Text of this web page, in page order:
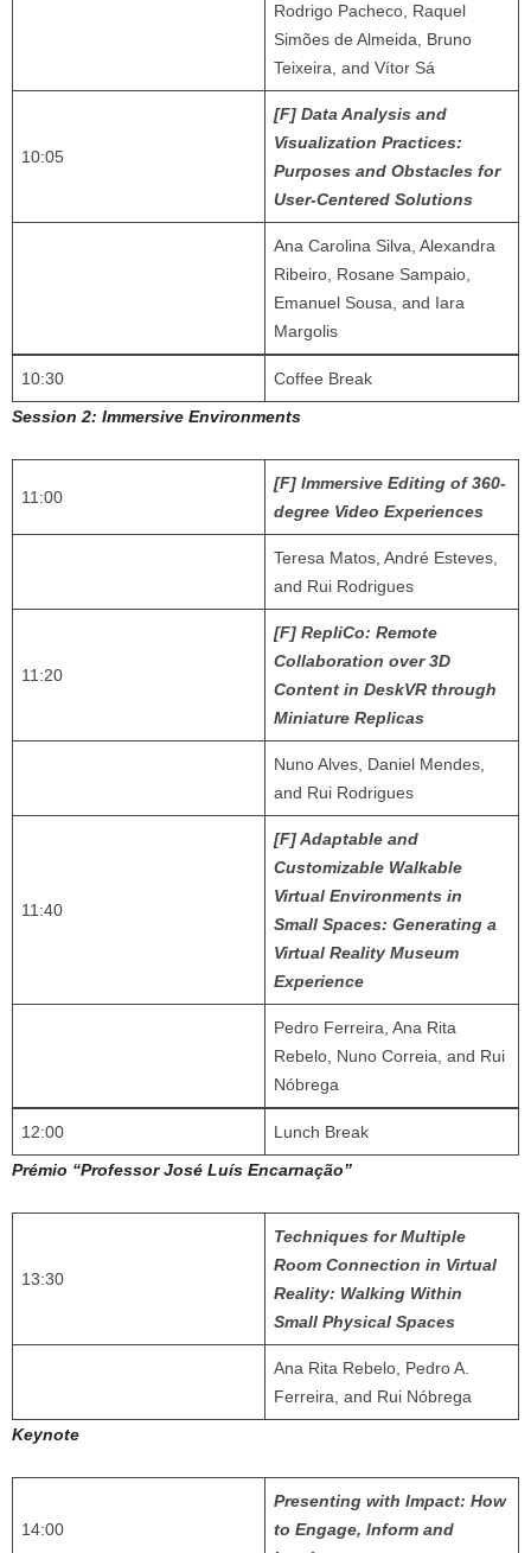
Rodrigo Pacheco, Raquel
Simões de Almeida, Bruno
Teixeira, and Vítor Sá
10:05
[F] Data Analysis and
Visualization Practices:
Purposes and Obstacles for
User-Centered Solutions
Ana Carolina Silva, Alexandra
Ribeiro, Rosane Sampaio,
Emanuel Sousa, and Iara
Margolis
10:30
Coffee Break
Session 2: Immersive Environments
11:00
[F] Immersive Editing of 360-
degree Video Experiences
Teresa Matos, André Esteves,
and Rui Rodrigues
11:20
[F] RepliCo: Remote
Collaboration over 3D
Content in DeskVR through
Miniature Replicas
Nuno Alves, Daniel Mendes,
and Rui Rodrigues
11:40
[F] Adaptable and
Customizable Walkable
Virtual Environments in
Small Spaces: Generating a
Virtual Reality Museum
Experience
Pedro Ferreira, Ana Rita
Rebelo, Nuno Correia, and Rui
Nóbrega
12:00
Lunch Break
Prémio “Professor José Luís Encarnação”
13:30
Techniques for Multiple
Room Connection in Virtual
Reality: Walking Within
Small Physical Spaces
Ana Rita Rebelo, Pedro A.
Ferreira, and Rui Nóbrega
Keynote
14:00
Presenting with Impact: How
to Engage, Inform and